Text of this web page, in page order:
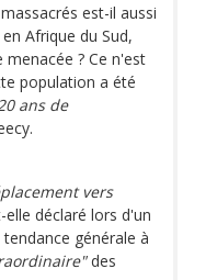
est-il aussi
Afrique du Sud,
? Ce n'est
population a été
ans de
vers
déclaré lors d'un
générale à
des